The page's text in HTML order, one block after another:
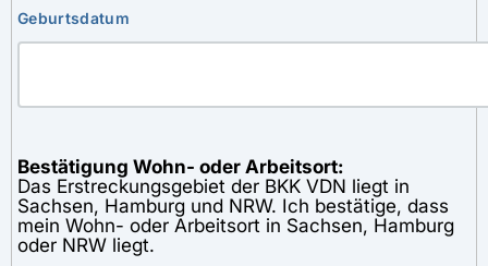
Geburtsdatum
Bestätigung Wohn- oder Arbeitsort:
Das Erstreckungsgebiet der BKK VDN liegt in
Sachsen, Hamburg und NRW. Ich bestätige, dass
mein Wohn- oder Arbeitsort in Sachsen, Hamburg
oder NRW liegt.